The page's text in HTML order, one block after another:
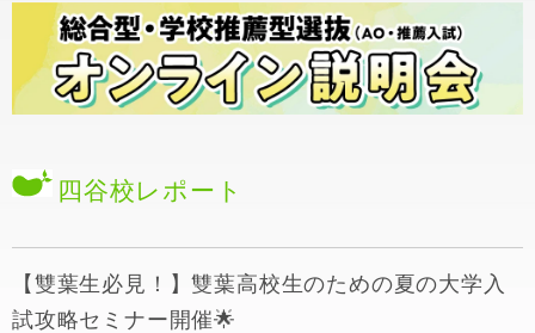
四谷校レポート
【雙葉生必見！】雙葉高校生のための夏の大学入
試攻略セミナー開催🌟